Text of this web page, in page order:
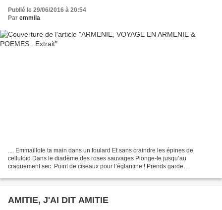
Publié le 29/06/2016 à 20:54
Par emmila
.... Emmaillote ta main dans un foulard Et sans craindre les épines de
celluloïd Dans le diadème des roses sauvages Plonge-le jusqu’au
craquement sec. Point de ciseaux pour l’églantine ! Prends garde
AMITIE, J'AI DIT AMITIE